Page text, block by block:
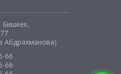
Бишкек,
Абдрахманова)
66
66